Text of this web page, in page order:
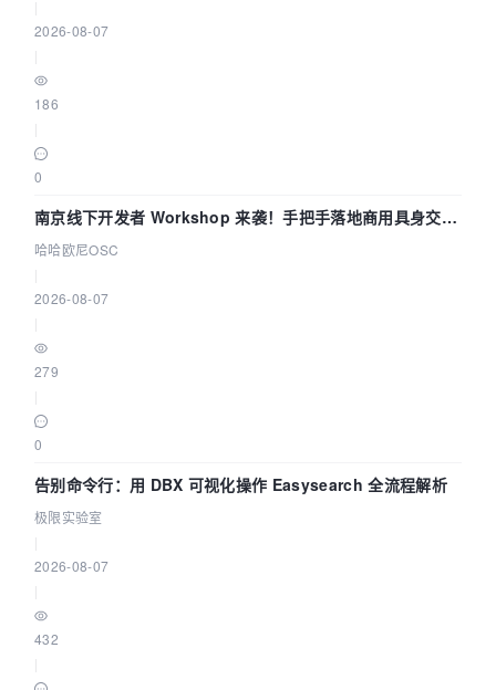
2026-08-07
186
0
南京线下开发者 Workshop 来袭！手把手落地商用具身交互
智能 Agent 应用
哈哈欧尼OSC
2026-08-07
279
0
告别命令行：用 DBX 可视化操作 Easysearch 全流程解析
极限实验室
2026-08-07
432